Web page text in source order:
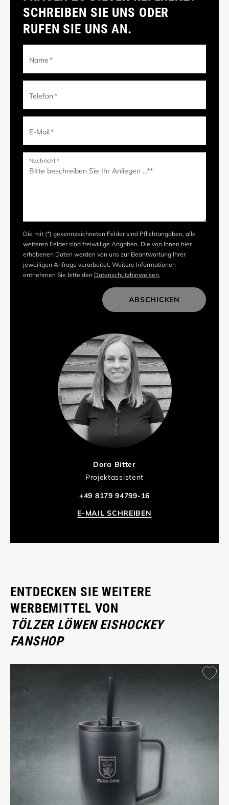
Dora Bitter
Projektassistent
+49 8179 94799-16
E-MAIL SCHREIBEN
SCHREIBEN SIE UNS ODER
RUFEN SIE UNS AN.
Name*
Telefon*
E-Mail*
Nachricht*
Die mit (*) gekennzeichneten Felder sind Pflichtangaben, alle
weiteren Felder sind freiwillige Angaben. Die von Ihnen hier
erhobenen Daten werden von uns zur Beantwortung Ihrer
jeweiligen Anfrage verarbeitet. Weitere Informationen
entnehmen Sie bitte den Datenschutzhinweisen.
ABSCHICKEN
ENTDECKEN SIE WEITERE
WERBEMITTEL VON
TÖLZER LÖWEN EISHOCKEY
FANSHOP